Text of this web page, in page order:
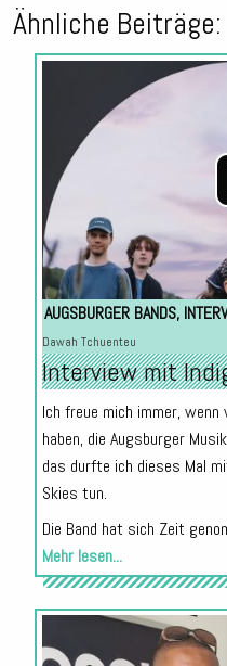
Ähnliche Beiträge:
AUGSBURGER BANDS,
Dawah Tchuenteu
Interview mit
Ich freue mich immer,
haben, die Augsburger
das durfte ich dieses Mal
Skies tun.
Die Band hat sich Zeit
Mehr lesen...